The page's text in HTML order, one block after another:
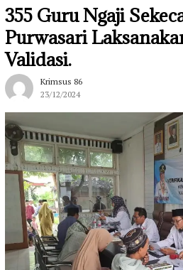
355 Guru Ngaji
Purwasari
Validasi.
Krimsus 86
23/12/2024